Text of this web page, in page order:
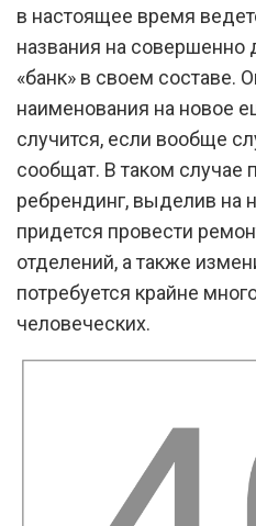
в настоящее время
названия на совершенно
«банк» в своем составе.
наименования на новое
случится, если вообще
сообщат. В таком случае
ребрендинг, выделив на
придется провести
отделений, а также
потребуется крайне
человеческих.